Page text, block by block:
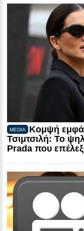
MEDIA
Κομψή
Τσιμτσιλή: Το
Prada που